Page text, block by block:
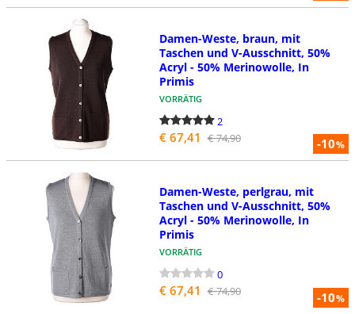
-10%
Damen-Weste, braun, mit
Taschen und V-Ausschnitt, 50%
Acryl - 50% Merinowolle, In
Primis
VORRÄTIG
2
€ 67,41 € 74,90
-10%
Damen-Weste, perlgrau, mit
Taschen und V-Ausschnitt, 50%
Acryl - 50% Merinowolle, In
Primis
VORRÄTIG
0
€ 67,41 € 74,90